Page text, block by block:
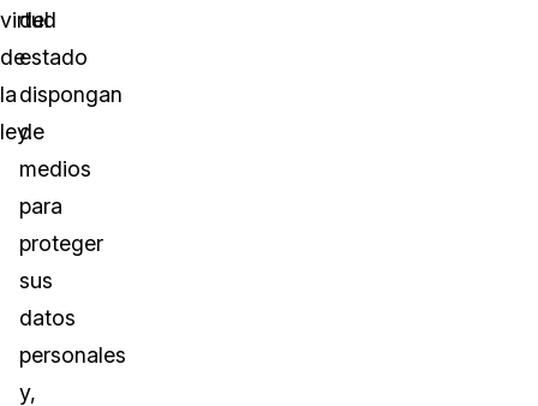
virtud
de
la
ley.
del
estado
dispongan
de
medios
para
proteger
sus
datos
personales
y,